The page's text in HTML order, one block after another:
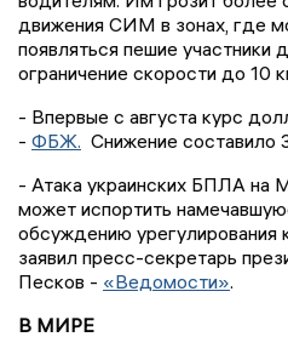
движения СИМ в зонах, где
появляться пешие участники
ограничение скорости до 10
- Впервые с августа курс
- ФБЖ. Снижение составило
- Атака украинских БПЛА на
может испортить
обсуждению урегулирования
заявил пресс-секретарь
Песков - «Ведомости».
В МИРЕ